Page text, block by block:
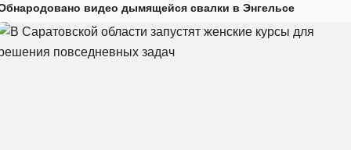
видео дымящейся свалки в Энгельсе